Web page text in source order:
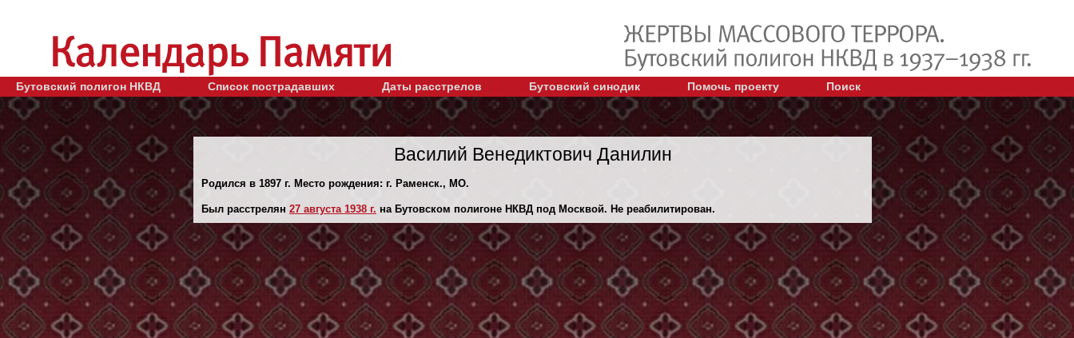
Бутовский полигон НКВД Список пострадавших Даты расстрелов Бутовский синодик Помочь проекту Поиск
Василий Венедиктович Данилин
Родился в 1897 г. Место рождения: г. Раменск., МО.
Был расстрелян 27 августа 1938 г. на Бутовском полигоне НКВД под Москвой. Не реабилитирован.